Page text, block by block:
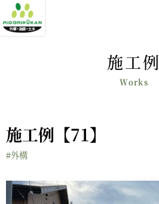
施工例
施工例【71】
#外構